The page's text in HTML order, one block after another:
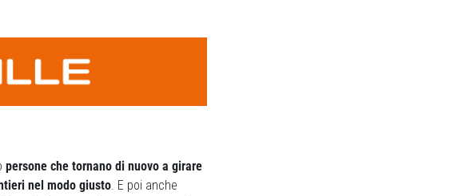
persone che tornano di nuovo a girare
nel modo giusto. E poi anche